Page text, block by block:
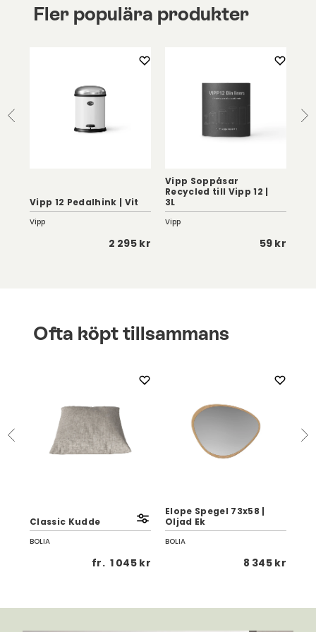
Fler populära produkter
Vipp 12 Pedalhink | Vit
Vipp
2 295 kr
Vipp Soppåsar
Recycled till Vipp 12 |
3L
Vipp
59 kr
Ofta köpt tillsammans
Classic Kudde
BOLIA
fr. 1 045 kr
Elope Spegel 73x58 |
Oljad Ek
BOLIA
8 345 kr